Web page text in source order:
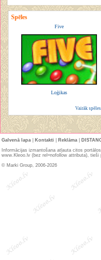
Spēles
Five
Loģikas
Vairāk
Galvenā lapa Kontakti Reklāma
Informācijas izmantošana atļauta citos
www.Kleoo.lv (bez rel=nofollow attributa),
© Marki Group, 2006-2026